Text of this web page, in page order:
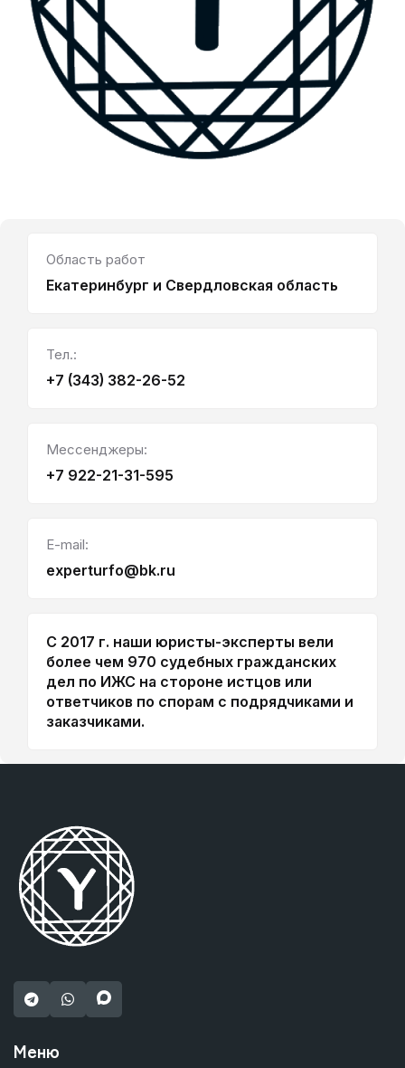
Область работ
Екатеринбург и Свердловская область
Тел.:
+7 (343) 382-26-52
Мессенджеры:
+7 922-21-31-595
E-mail:
experturfo@bk.ru
С 2017 г. наши юристы-эксперты вели
более чем 970 судебных гражданских
дел по ИЖС на стороне истцов или
ответчиков по спорам с подрядчиками и
заказчиками.
Меню